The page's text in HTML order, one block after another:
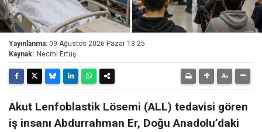
Yayınlanma: 09 Ağustos 2026 Pazar 13:25
Kaynak: Necmi Ertuş
Akut Lenfoblastik Lösemi (ALL) tedavisi gören
iş insanı Abdurrahman Er, Doğu Anadolu’daki